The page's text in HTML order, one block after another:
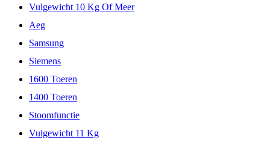
Vulgewicht 10 Kg Of Meer
Aeg
Samsung
Siemens
1600 Toeren
1400 Toeren
Stoomfunctie
Vulgewicht 11 Kg